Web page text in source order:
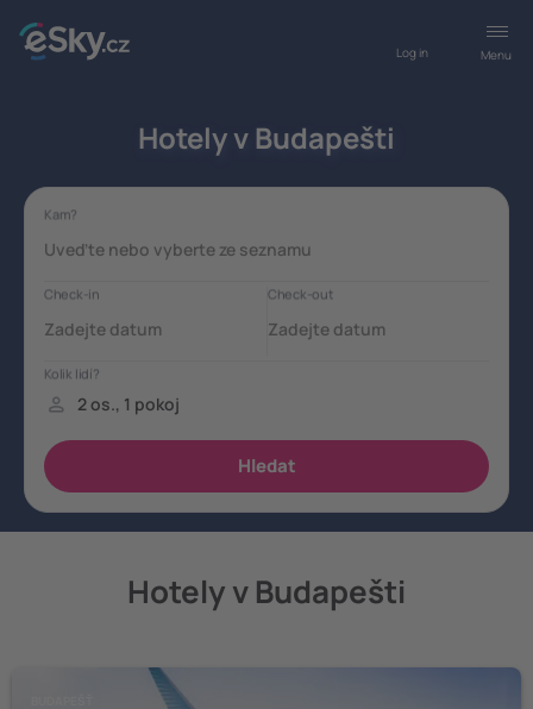
Menu
Log in
Hotely v Budapešti
Hotely v Budapešti